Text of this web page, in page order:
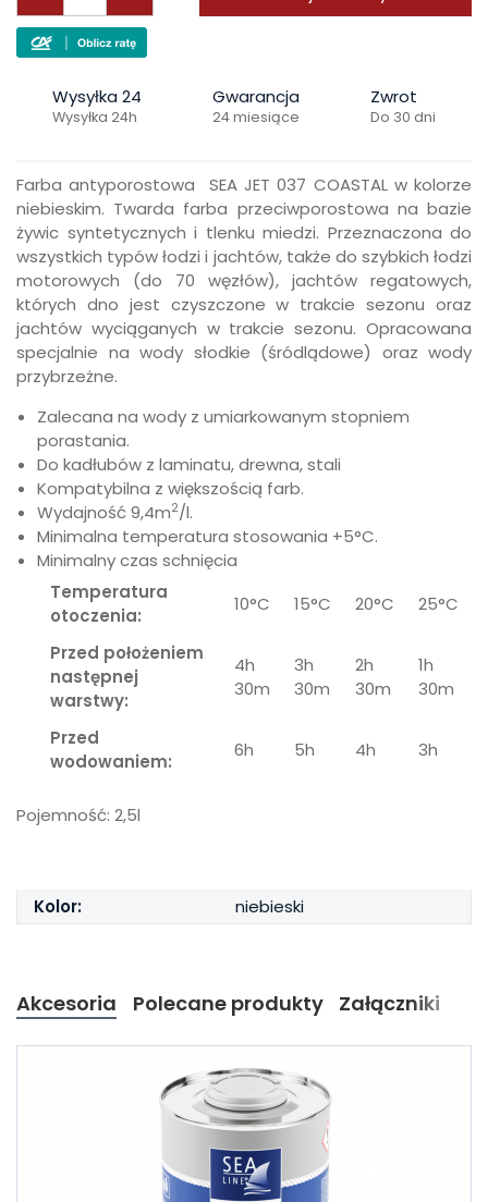
Wysyłka 24
Wysyłka 24h
Gwarancja
24 miesiące
Zwrot
Do 30 dni
Farba antyporostowa SEA JET 037 COASTAL w kolorze
niebieskim. Twarda farba przeciwporostowa na bazie
żywic syntetycznych i tlenku miedzi. Przeznaczona do
wszystkich typów łodzi i jachtów, także do szybkich łodzi
motorowych (do 70 węzłów), jachtów regatowych,
których dno jest czyszczone w trakcie sezonu oraz
jachtów wyciąganych w trakcie sezonu. Opracowana
specjalnie na wody słodkie (śródlądowe) oraz wody
przybrzeżne.
Zalecana na wody z umiarkowanym stopniem
porastania.
Do kadłubów z laminatu, drewna, stali
Kompatybilna z większością farb.
Wydajność 9,4m2/l.
Minimalna temperatura stosowania +5°C.
Minimalny czas schnięcia
Temperatura
otoczenia:
10°C 15°C 20°C 25°C
Przed położeniem
następnej
warstwy:
4h
30m
3h
30m
2h
30m
1h
30m
Przed
wodowaniem:
6h 5h 4h 3h
Pojemność: 2,5l
Kolor: niebieski
Akcesoria Polecane produkty Załączniki